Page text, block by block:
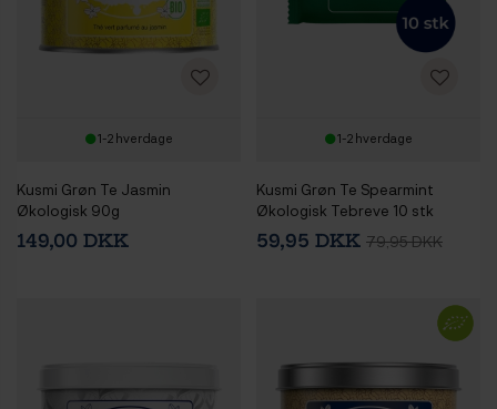
1-2 hverdage
Kusmi Grøn Te Jasmin
Økologisk 90g
149,00 DKK
1-2 hverdage
Kusmi Grøn Te Spearmint
Økologisk Tebreve 10 stk
59,95 DKK 79,95 DKK